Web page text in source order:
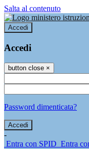
Salta al contenuto
Accedi
Accedi
button close ×
Password dimenticata?
-
Entra con SPID Entra